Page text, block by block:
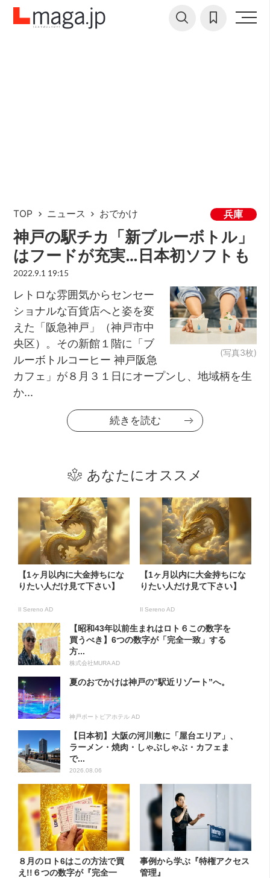
TOP ニュース おでかけ 兵庫
神戸の駅チカ「新ブルーボトル」
はフードが充実…日本初ソフトも
2022.9.1 19:15
(写真3枚)
レトロな雰囲気からセンセー
ショナルな百貨店へと姿を変
えた「阪急神戸」（神戸市中
央区）。その新館１階に「ブ
ルーボトルコーヒー 神戸阪急
カフェ」が８月３１日にオープンし、地域柄を生
か...
続きを読む
あなたにオススメ
【1ヶ月以内に大金持ちにな
りたい人だけ見て下さい】
Il Sereno AD
【1ヶ月以内に大金持ちにな
りたい人だけ見て下さい】
Il Sereno AD
【昭和43年以前生まれはロト６この数字を
買うべき】6つの数字が「完全一致」する
方...
株式会社MURA AD
夏のおでかけは神戸の”駅近リゾート”へ。
神戸ポートピアホテル AD
【日本初】大阪の河川敷に「屋台エリア」、
ラーメン・焼肉・しゃぶしゃぶ・カフェま
で...
2026.08.06
８月のロト6はこの方法で買
え!!６つの数字が『完全一
事例から学ぶ『特権アクセス
管理』